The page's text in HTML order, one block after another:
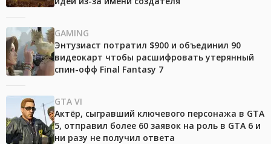
GAMING
Энтузиаст потратил $900 и объединил 90
видеокарт чтобы расшифровать утерянный
спин-офф Final Fantasy 7
GTA VI
Актёр, сыгравший ключевого персонажа в GTA
5, отправил более 60 заявок на роль в GTA 6 и
ни разу не получил ответа